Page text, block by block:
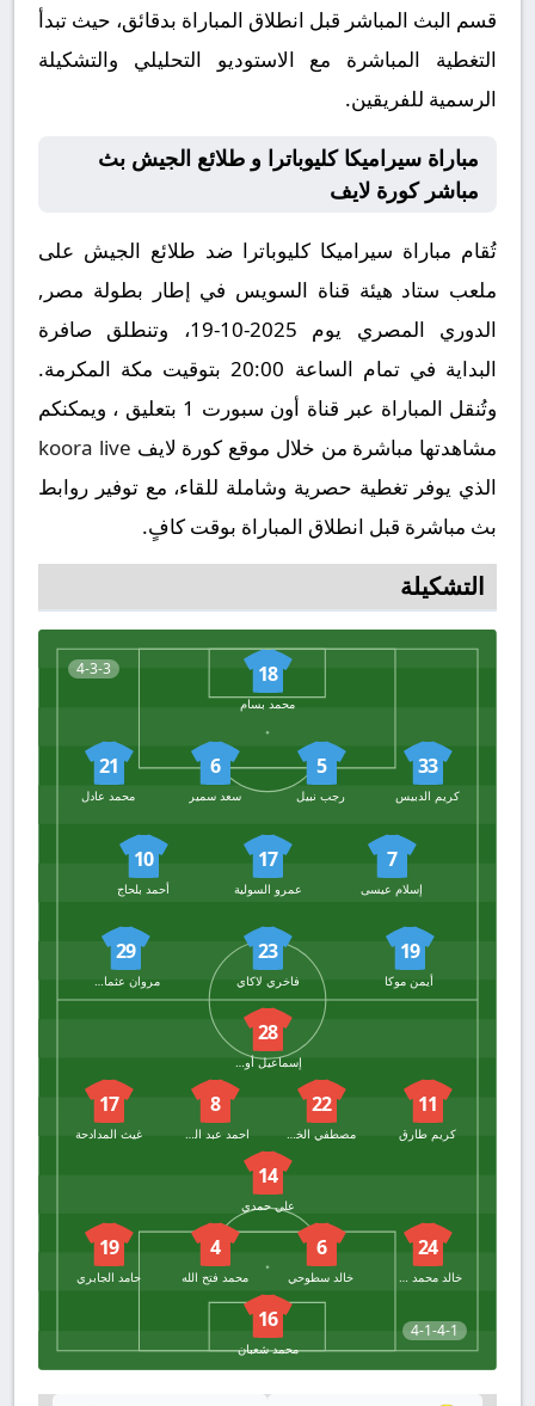
قسم البث المباشر قبل انطلاق المباراة بدقائق، حيث تبدأ
التغطية المباشرة مع الاستوديو التحليلي والتشكيلة
الرسمية للفريقين.
مباراة سيراميكا كليوباترا و طلائع الجيش بث
مباشر كورة لايف
تُقام مباراة سيراميكا كليوباترا ضد طلائع الجيش على
ملعب ستاد هيئة قناة السويس في إطار بطولة مصر,
الدوري المصري يوم 2025-10-19، وتنطلق صافرة
البداية في تمام الساعة 20:00 بتوقيت مكة المكرمة.
وتُنقل المباراة عبر قناة أون سبورت 1 بتعليق ، ويمكنكم
مشاهدتها مباشرة من خلال موقع كورة لايف koora live
الذي يوفر تغطية حصرية وشاملة للقاء، مع توفير روابط
بث مباشرة قبل انطلاق المباراة بوقت كافٍ.
التشكيلة
4-3-3 18
محمد بسام
33
كريم الدبيس
5
رجب نبيل
6
سعد سمير
21
محمد عادل
7
إسلام عيسى
17
عمرو السولية
10
أحمد بلحاج
19
أيمن موكا
23
فاخري لاكاي
29
مروان عثمان أوتاكا
4-1-4-1
28
إسماعيل أورو أوجورو
11
كريم طارق
22
مصطفي الخواجة
8
احمد عبد الرحمن زولا
17
غيث المدادحة
14
علي حمدي
24
خالد محمد عوض
6
خالد سطوحي
4
محمد فتح الله
19
حامد الجابري
16
محمد شعبان